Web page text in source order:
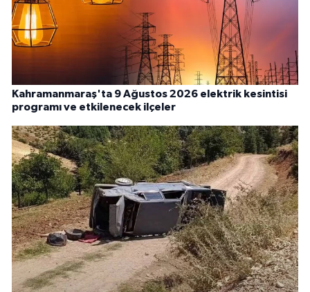
Kahramanmaraş'ta 9 Ağustos 2026 elektrik kesintisi
programı ve etkilenecek ilçeler